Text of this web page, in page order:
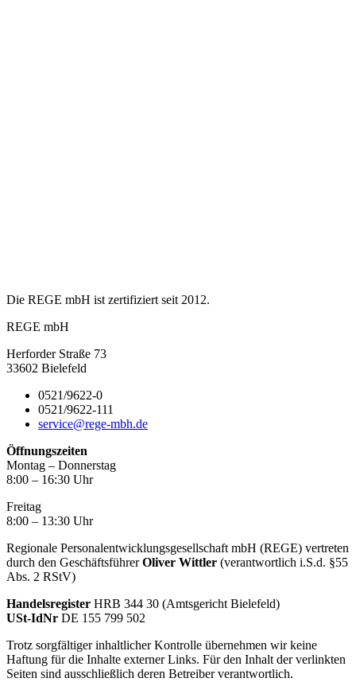
Die REGE mbH ist zertifiziert seit 2012.
REGE mbH
Herforder Straße 73
33602 Bielefeld
0521/9622-0
0521/9622-111
service@rege-mbh.de
Öffnungszeiten
Montag – Donnerstag
8:00 – 16:30 Uhr
Freitag
8:00 – 13:30 Uhr
Regionale Personalentwicklungsgesellschaft mbH (REGE) vertreten
durch den GeschäftsführerOliver Wittler (verantwortlich i.S.d. §55
Abs. 2 RStV)
Handelsregister HRB 344 30 (Amtsgericht Bielefeld)
USt-IdNr DE 155 799 502
Trotz sorgfältiger inhaltlicher Kontrolle übernehmen wir keine
Haftung für die Inhalte externer Links. Für den Inhalt der verlinkten
Seiten sind ausschließlich deren Betreiber verantwortlich.